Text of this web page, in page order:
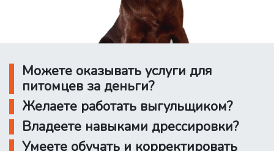
Можете оказывать услуги для
питомцев за деньги?
Желаете работать выгульщиком?
Владеете навыками дрессировки?
Умеете обучать и корректировать